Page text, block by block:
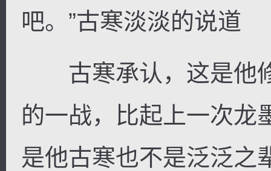
吧。”古寒淡淡的说道
古寒承认，这是他
的一战，比起上一次龙
是他古寒也不是泛泛之